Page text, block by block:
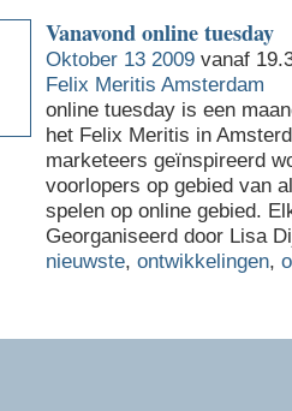
Vanavond online tuesday
Oktober 13 2009vanaf
Felix Meritis Amsterdam
online tuesday is een
het Felix Meritis in
marketeers geïnspireerd
voorlopers op gebied van
spelen op online gebied.
Georganiseerd door Lisa
nieuwste, ontwikkelingen,